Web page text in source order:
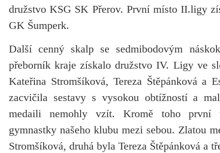
družstvo KSG SK Přerov. První místo II.ligy
GK Šumperk.
Další cenný skalp se sedmibodovým
přeborník kraje získalo družstvo IV. Ligy ve
Kateřina Stromšíková, Tereza Štěpánková a
zacvičila sestavy s vysokou obtížností a
medaili nemohly vzít. Kromě toho
gymnastky našeho klubu mezi sebou. Zlatou
Stromšíková, druhá byla Tereza Štěpánková a